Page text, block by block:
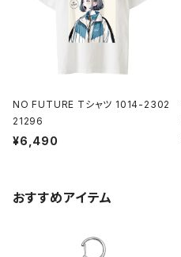
NO FUTURE Tシャツ 1014-2302
21296
¥6,490
おすすめアイテム